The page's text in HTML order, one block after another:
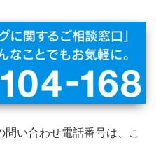
い合わせ電話番号は、こ